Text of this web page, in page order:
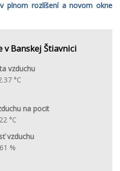
plnom rozlíšení a novom okne
v Banskej Štiavnici
vzduchu
°C
na pocit
22 °C
vzduchu
61 %